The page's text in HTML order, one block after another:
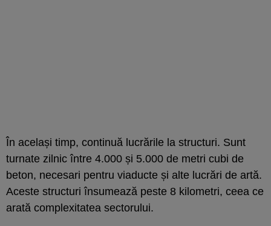
În același timp, continuă lucrările la structuri. Sunt
turnate zilnic între 4.000 și 5.000 de metri cubi de
beton, necesari pentru viaducte și alte lucrări de artă.
Aceste structuri însumează peste 8 kilometri, ceea ce
arată complexitatea sectorului.